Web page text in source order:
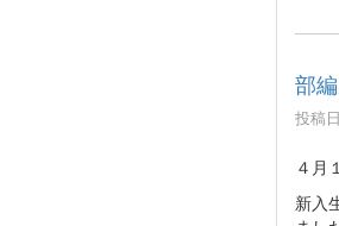
部
投稿
４月
新入